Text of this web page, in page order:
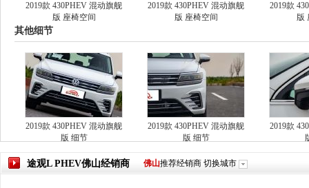
2019款 430PHEV 混动旗舰
版 座椅空间
2019款 430PHEV 混动旗舰
版 座椅空间
2019款
版
其他细节
2019款 430PHEV 混动旗舰
版 细节
2019款 430PHEV 混动旗舰
版 细节
2019款
途观L PHEV佛山经销商 佛山推荐经销商 切换城市